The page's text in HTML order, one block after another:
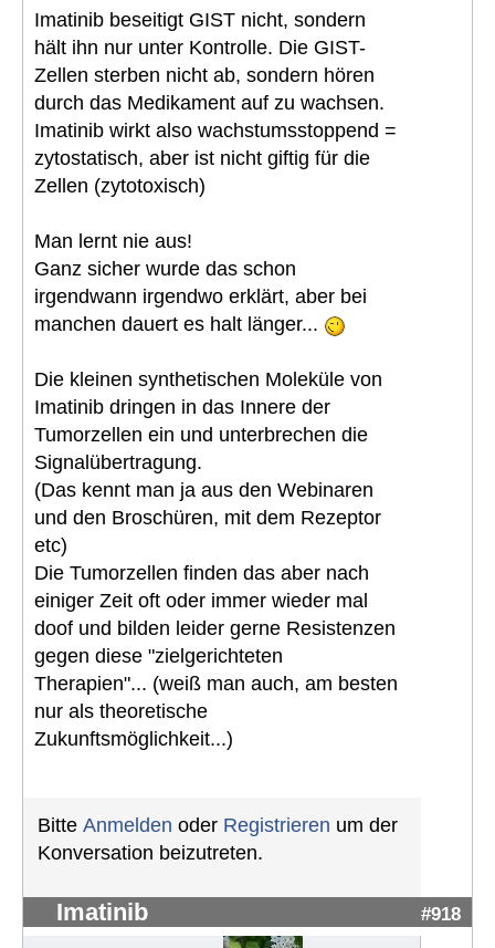
Imatinib beseitigt GIST nicht, sondern
hält ihn nur unter Kontrolle. Die GIST-
Zellen sterben nicht ab, sondern hören
durch das Medikament auf zu wachsen.
Imatinib wirkt also wachstumsstoppend =
zytostatisch, aber ist nicht giftig für die
Zellen (zytotoxisch)
Man lernt nie aus!
Ganz sicher wurde das schon
irgendwann irgendwo erklärt, aber bei
manchen dauert es halt länger...
Die kleinen synthetischen Moleküle von
Imatinib dringen in das Innere der
Tumorzellen ein und unterbrechen die
Signalübertragung.
(Das kennt man ja aus den Webinaren
und den Broschüren, mit dem Rezeptor
etc)
Die Tumorzellen finden das aber nach
einiger Zeit oft oder immer wieder mal
doof und bilden leider gerne Resistenzen
gegen diese "zielgerichteten
Therapien"... (weiß man auch, am besten
nur als theoretische
Zukunftsmöglichkeit...)
Bitte Anmelden oder Registrieren um der
Konversation beizutreten.
Imatinib #918